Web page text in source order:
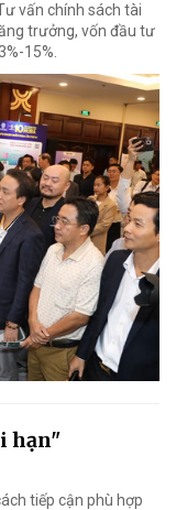
vấn chính sách tài
trưởng, vốn đầu tư
15%.
hạn"
tiếp cận phù hợp